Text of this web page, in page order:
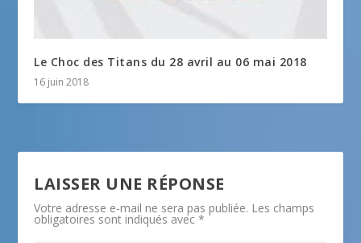
Le Choc des Titans du 28 avril au 06 mai 2018
16 juin 2018
LAISSER UNE RÉPONSE
Votre adresse e-mail ne sera pas publiée. Les champs
obligatoires sont indiqués avec*